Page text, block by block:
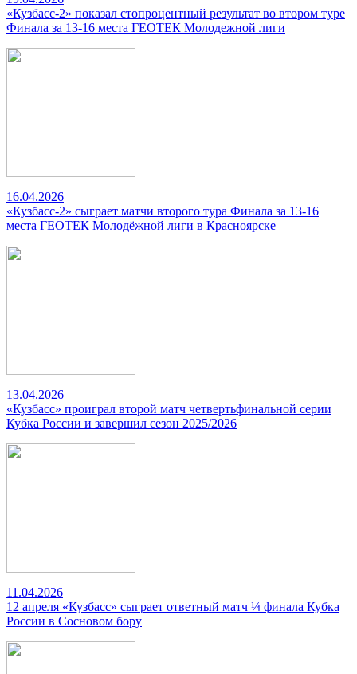
«Кузбасс-2» показал стопроцентный результат во втором туре
Финала за 13-16 места ГЕОТЕК Молодежной лиги
16.04.2026
«Кузбасс-2» сыграет матчи второго тура Финала за 13-16
места ГЕОТЕК Молодёжной лиги в Красноярске
13.04.2026
«Кузбасс» проиграл второй матч четвертьфинальной серии
Кубка России и завершил сезон 2025/2026
11.04.2026
12 апреля «Кузбасс» сыграет ответный матч ¼ финала Кубка
России в Сосновом бору